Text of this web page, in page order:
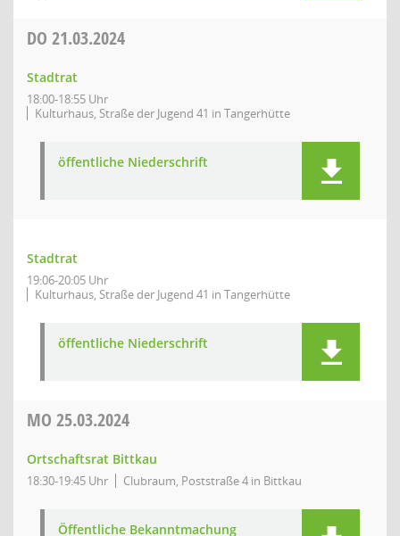
DO 21.03.2024
Stadtrat
18:00-18:55 Uhr
Kulturhaus, Straße der Jugend 41 in Tangerhütte
öffentliche Niederschrift
Stadtrat
19:06-20:05 Uhr
Kulturhaus, Straße der Jugend 41 in Tangerhütte
öffentliche Niederschrift
MO 25.03.2024
Ortschaftsrat Bittkau
18:30-19:45 Uhr Clubraum, Poststraße 4 in Bittkau
Öffentliche Bekanntmachung